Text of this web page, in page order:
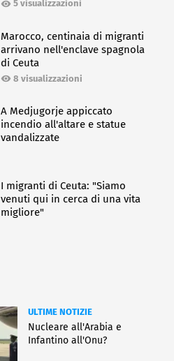
5 visualizzazioni
Marocco, centinaia di migranti
arrivano nell'enclave spagnola
di Ceuta
8 visualizzazioni
A Medjugorje appiccato
incendio all'altare e statue
vandalizzate
I migranti di Ceuta: "Siamo
venuti qui in cerca di una vita
migliore"
ULTIME NOTIZIE
Nucleare all'Arabia e
Infantino all'Onu?